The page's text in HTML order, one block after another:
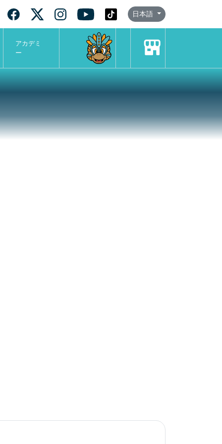
日本語
アカデミ
ー